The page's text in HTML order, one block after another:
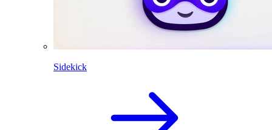
Sidekick